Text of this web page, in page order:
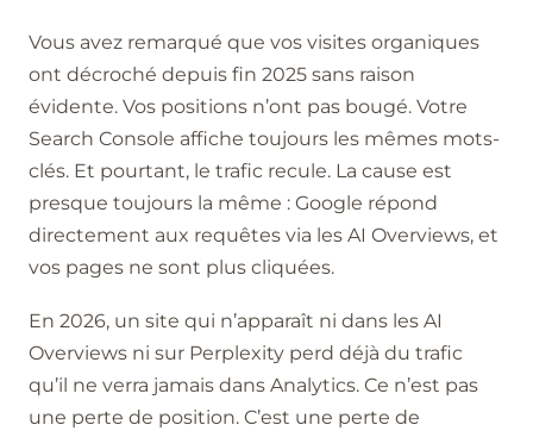
Vous avez remarqué que vos visites organiques
ont décroché depuis fin 2025 sans raison
évidente. Vos positions n’ont pas bougé. Votre
Search Console affiche toujours les mêmes mots-
clés. Et pourtant, le trafic recule. La cause est
presque toujours la même : Google répond
directement aux requêtes via les AI Overviews, et
vos pages ne sont plus cliquées.
En 2026, un site qui n’apparaît ni dans les AI
Overviews ni sur Perplexity perd déjà du trafic
qu’il ne verra jamais dans Analytics. Ce n’est pas
une perte de position. C’est une perte de